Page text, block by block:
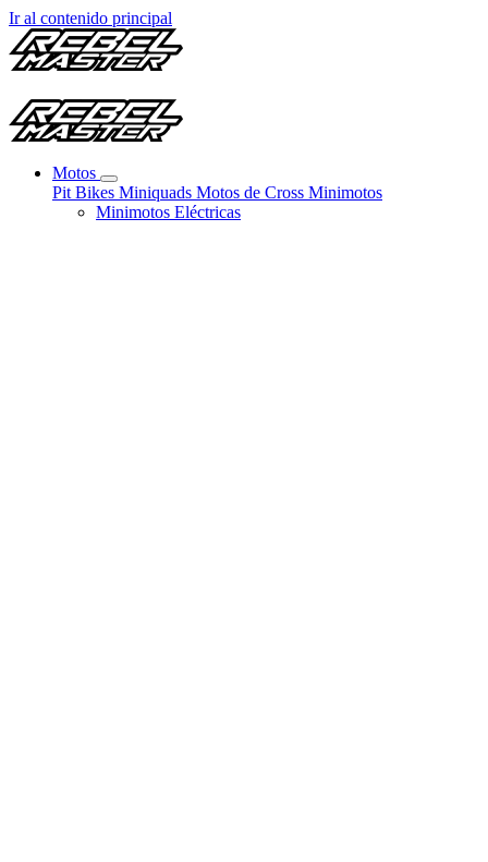
Ir al contenido principal
Motos
Pit Bikes Miniquads Motos de Cross Minimotos
Minimotos Eléctricas